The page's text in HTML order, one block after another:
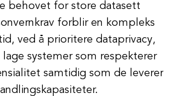
behovet for store datasett
forblir en kompleks
ved å prioritere dataprivacy,
lage systemer som respekterer
samtidig som de leverer